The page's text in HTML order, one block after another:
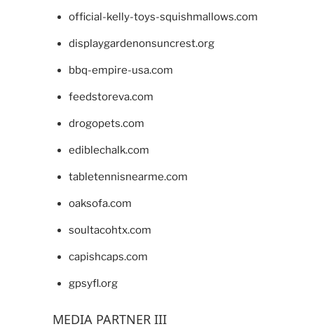
official-kelly-toys-squishmallows.com
displaygardenonsuncrest.org
bbq-empire-usa.com
feedstoreva.com
drogopets.com
ediblechalk.com
tabletennisnearme.com
oaksofa.com
soultacohtx.com
capishcaps.com
gpsyfl.org
MEDIA PARTNER III